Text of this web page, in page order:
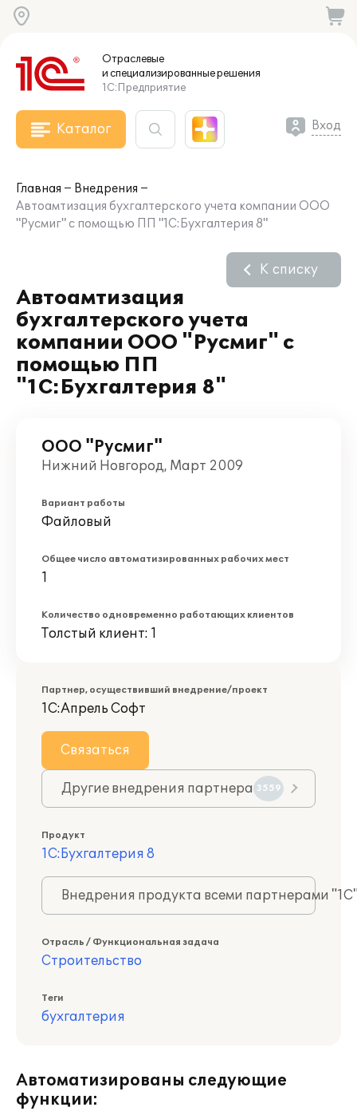
Отраслевые
и специализированныерешения
1С:Предприятие
Каталог Вход
Главная
Внедрения
Автоамтизация бухгалтерского учета компании ООО
"Русмиг" с помощью ПП "1С:Бухгалтерия 8"
Автоамтизация
бухгалтерского учета
компании ООО "Русмиг" с
помощью ПП
"1С:Бухгалтерия 8"
К списку
ООО "Русмиг"
Нижний Новгород, Март 2009
Вариант работы
Файловый
Общее число автоматизированных рабочих мест
1
Количество одновременно работающих клиентов
Толстый клиент: 1
Партнер, осуществивший внедрение/проект
1С:Апрель Софт
Связаться
Другие внедрения партнера 3559
Продукт
1С:Бухгалтерия 8
Внедрения продукта всеми партнерами
Отрасль / Функциональная задача
Строительство
Теги
бухгалтерия
Автоматизированы следующие
функции: